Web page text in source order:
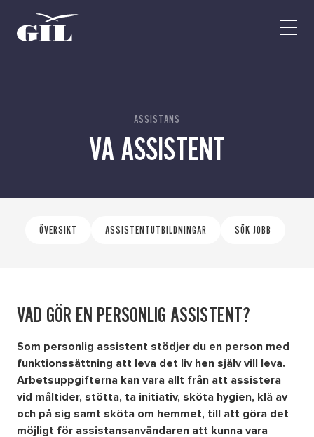
Open
Utbildningar & Event
Kontakt
Kampanjer
Om oss
Nyheter
Ordlista
ASSISTANS
VA ASSISTENT
ÖVERSIKT ASSISTENTUTBILDNINGAR SÖK JOBB
VAD GÖR EN PERSONLIG ASSISTENT?
Som personlig assistent stödjer du en person med
funktionssättning att leva det liv hen själv vill leva.
Arbetsuppgifterna kan vara allt från att assistera
vid måltider, stötta, ta initiativ, sköta hygien, klä av
och på sig samt sköta om hemmet, till att göra det
möjligt för assistansanvändaren att kunna vara